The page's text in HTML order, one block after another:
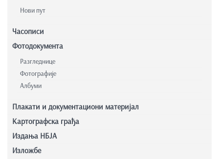
Нови пут
Часописи
Фотодокумента
Разгледнице
Фотографије
Албуми
Плакати и документациони материјал
Картографска грађа
Издања НБЈА
Изложбе